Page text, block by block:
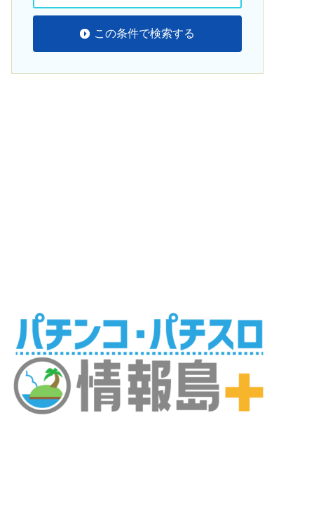
この条件で検索する